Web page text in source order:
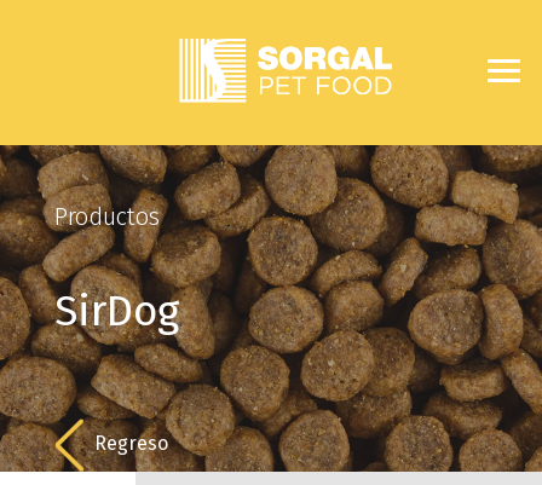
Productos
SirDog
Regreso